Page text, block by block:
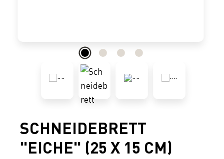
SCHNEIDEBRETT
"EICHE" (25 X 15 CM)